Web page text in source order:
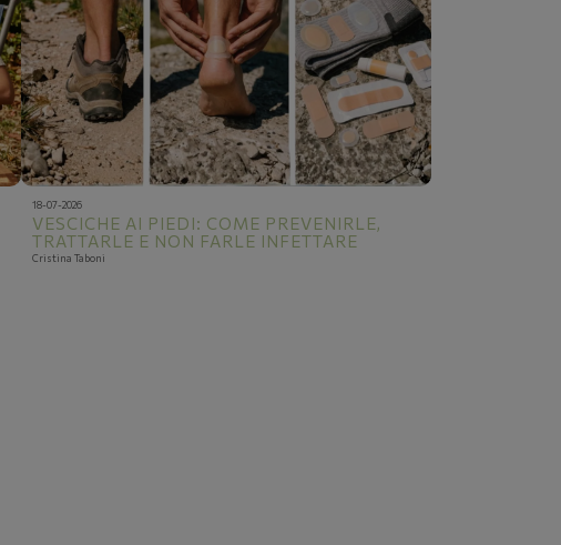
18-07-2026
VESCICHE AI PIEDI: COME PREVENIRLE,
TRATTARLE E NON FARLE INFETTARE
Cristina Taboni